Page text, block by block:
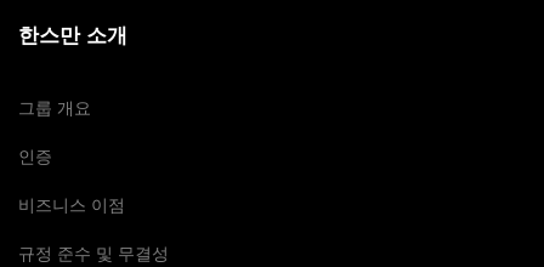
한스만 소개
그룹 개요
인증
비즈니스 이점
규정 준수 및 무결성